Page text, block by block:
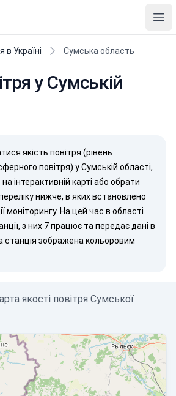
в Україні Сумська область
у Сумській
якість повітря (рівень
повітря) у Сумській області,
інтерактивній карті або обрати
нижче, в яких встановлено
моніторингу. На цей час в області
з них 7 працює та передає дані в
станція зображена кольоровим
якості повітря Сумської